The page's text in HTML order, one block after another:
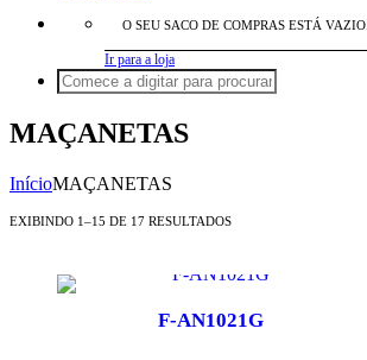
O SEU SACO DE COMPRAS ESTÁ VAZIO.
Ir para a loja
MAÇANETAS
InícioMAÇANETAS
EXIBINDO 1–15 DE 17 RESULTADOS
F-AN1021G